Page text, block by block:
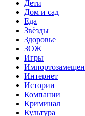
Дети
Дом и сад
Еда
Звёзды
Здоровье
ЗОЖ
Игры
Интернет
Истории
Компании
Криминал
Культура